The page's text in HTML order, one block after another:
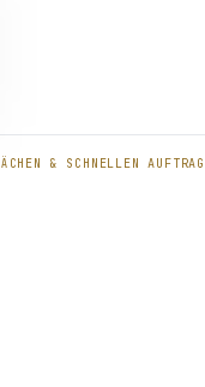
& SCHNELLEN AUFTRAG